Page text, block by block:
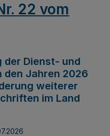
22 vom
der Dienst- und
den Jahren 2026
weiterer
im Land